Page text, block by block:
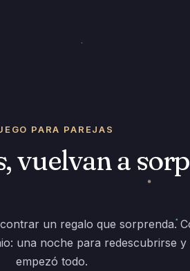
PARA PAREJAS
vuelvan a
un regalo que sorprenda.
una noche para redescubrirse
empezó todo.